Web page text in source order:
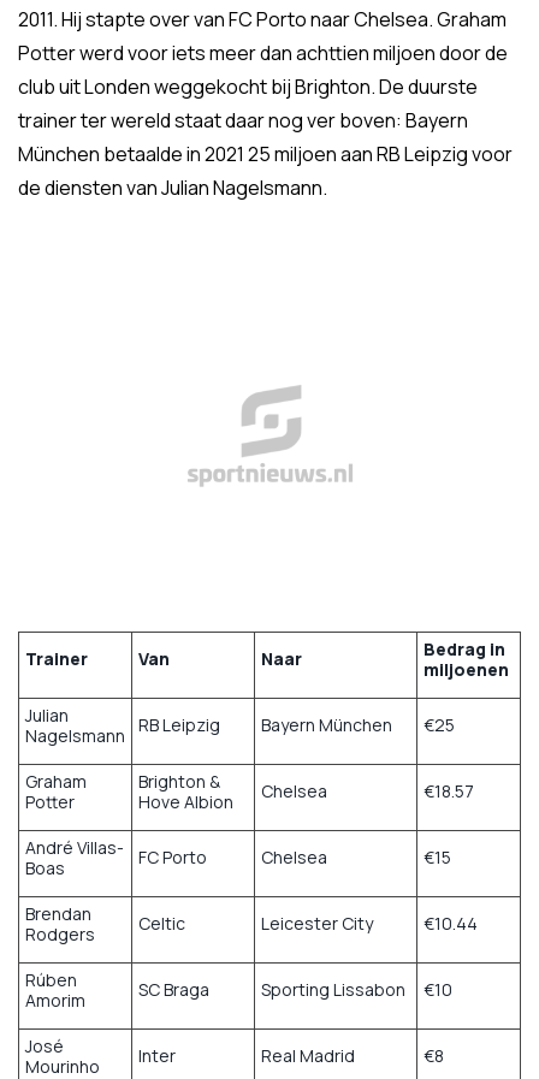
2011. Hij stapte over van FC Porto naar Chelsea. Graham
Potter werd voor iets meer dan achttien miljoen door de
club uit Londen weggekocht bij Brighton. De duurste
trainer ter wereld staat daar nog ver boven: Bayern
München betaalde in 2021 25 miljoen aan RB Leipzig voor
de diensten van Julian Nagelsmann.
Trainer Van Naar
Bedrag in
miljoenen
Julian
Nagelsmann
RB Leipzig Bayern München €25
Graham
Potter
Brighton &
Hove Albion
Chelsea €18.57
André Villas-
Boas
FC Porto Chelsea €15
Brendan
Rodgers
Celtic Leicester City €10.44
Rúben
Amorim
SC Braga Sporting Lissabon €10
José
Mourinho
Inter Real Madrid €8